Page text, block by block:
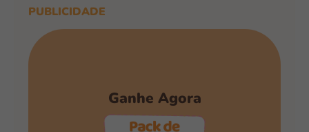
PUBLICIDADE
Ganhe Agora